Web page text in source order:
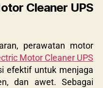
Cleaner UPS
perawatan motor
Motor Cleaner UPS
efektif untuk menjaga
dan awet. Sebagai